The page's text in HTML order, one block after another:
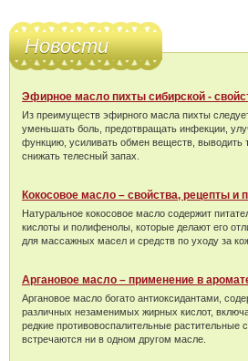
Новости
Эфирное масло пихты сибирской -
Из преимуществ эфирного масла пихты
уменьшать боль, предотвращать инфекции,
функцию, усиливать обмен веществ, выводить
снижать телесный запах.
Кокосовое масло – свойства, рецепты и
Натуральное кокосовое масло содержит
кислоты и полифенолы, которые делают его
для массажных масел и средств по уходу за
Аргановое масло – применение в
Аргановое масло богато антиоксидантами,
различных незаменимых жирных кислот,
редкие противовоспалительные растительные
встречаются ни в одном другом масле.